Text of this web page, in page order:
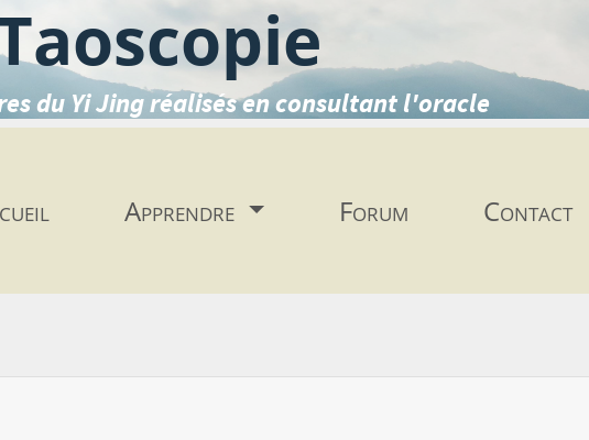
du Yi Jing réalisés en consultant l'oracle
Apprendre Forum Contact